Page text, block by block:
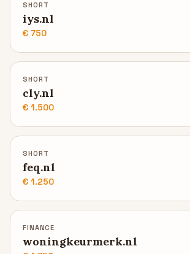
SHORT
iys.nl
€ 750
SHORT
cly.nl
€ 1.500
SHORT
feq.nl
€ 1.250
FINANCE
woningkeurmerk.nl